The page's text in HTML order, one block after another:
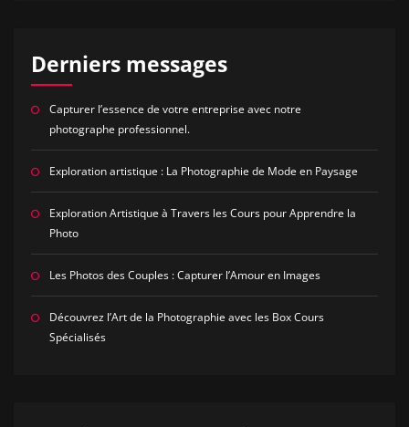
Derniers messages
Capturer l’essence de votre entreprise avec notre
photographe professionnel.
Exploration artistique : La Photographie de Mode en Paysage
Exploration Artistique à Travers les Cours pour Apprendre la
Photo
Les Photos des Couples : Capturer l’Amour en Images
Découvrez l’Art de la Photographie avec les Box Cours
Spécialisés